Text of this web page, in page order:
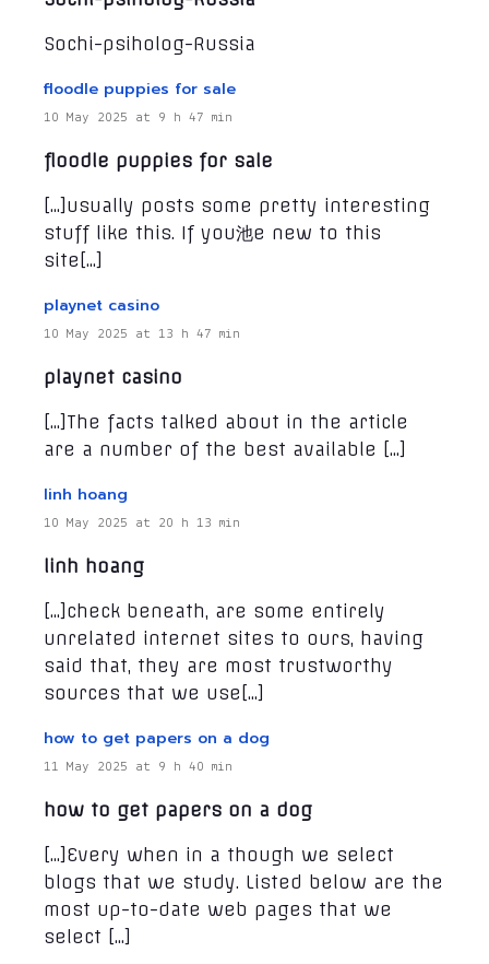
Sochi-psiholog-Russia
floodle puppies for sale
10 May 2025 at 9 h 47 min
floodle puppies for sale
[…]usually posts some pretty interesting
stuff like this. If you池e new to this
site[…]
playnet casino
10 May 2025 at 13 h 47 min
playnet casino
[…]The facts talked about in the article
are a number of the best available […]
linh hoang
10 May 2025 at 20 h 13 min
linh hoang
[…]check beneath, are some entirely
unrelated internet sites to ours, having
said that, they are most trustworthy
sources that we use[…]
how to get papers on a dog
11 May 2025 at 9 h 40 min
how to get papers on a dog
[…]Every when in a though we select
blogs that we study. Listed below are the
most up-to-date web pages that we
select […]